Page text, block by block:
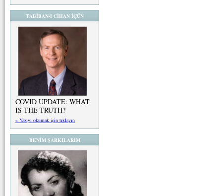
TABİBAN-I CİHAN İÇÜN
COVID UPDATE: WHAT
IS THE TRUTH?
» Yazıyı okumak için tıklayın
BENİM ŞARKILARIM